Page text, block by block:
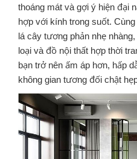
thoáng mát và gợi ý hiện đại
hợp với kính trong suốt.
lá cây tương phản nhẹ
loại và đồ nội thất hợp thời
bạn trở nên ấm áp hơn, hấp
không gian tương đối chật